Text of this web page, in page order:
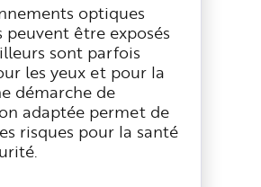
optiques
peuvent être exposés
sont parfois
les yeux et pour la
démarche de
adaptée permet de
risques pour la santé